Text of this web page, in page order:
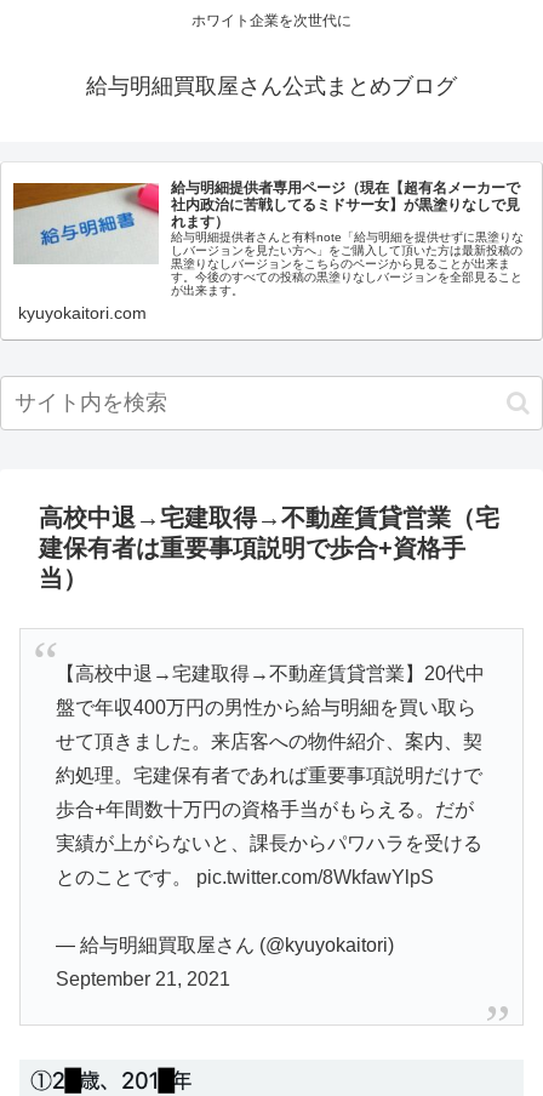
ホワイト企業を次世代に
給与明細買取屋さん公式まとめブログ
給与明細提供者専用ページ（現在【超有名メーカーで
社内政治に苦戦してるミドサー女】が黒塗りなしで見
れます）
給与明細提供者さんと有料note「給与明細を提供せずに黒塗りな
しバージョンを見たい方へ」をご購入して頂いた方は最新投稿の
黒塗りなしバージョンをこちらのページから見ることが出来ま
す。今後のすべての投稿の黒塗りなしバージョンを全部見ること
が出来ます。
kyuyokaitori.com
高校中退→宅建取得→不動産賃貸営業（宅
建保有者は重要事項説明で歩合+資格手
当）
【高校中退→宅建取得→不動産賃貸営業】20代中
盤で年収400万円の男性から給与明細を買い取ら
せて頂きました。来店客への物件紹介、案内、契
約処理。宅建保有者であれば重要事項説明だけで
歩合+年間数十万円の資格手当がもらえる。だが
実績が上がらないと、課長からパワハラを受ける
とのことです。 pic.twitter.com/8WkfawYlpS
— 給与明細買取屋さん (@kyuyokaitori)
September 21, 2021